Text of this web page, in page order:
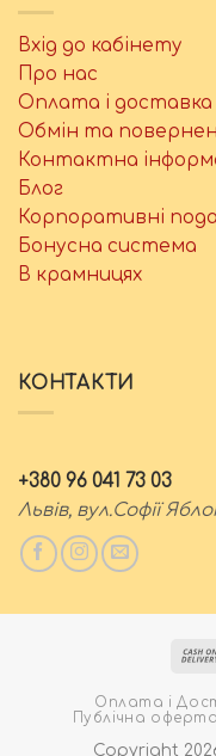
Вхід до кабінету
Про нас
Оплата і доставка
Обмін та
Контактна
Блог
Корпоративні
Бонусна система
В крамницях
КОНТАКТИ
+380 96 041 73 03
Львів, вул.Софії
Оплата і
Публічна оферта
Copyright